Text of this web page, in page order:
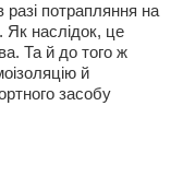
разі потрапляння на
Як наслідок, це
Та й до того ж
й
засобу